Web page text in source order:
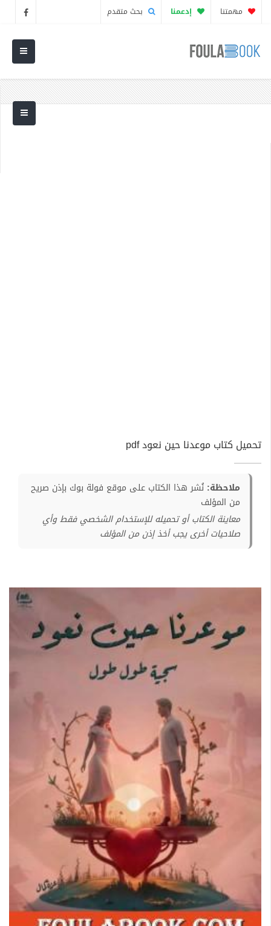
مهمتنا إدعمنا بحث متقدم
تحميل كتاب موعدنا حين نعود pdf
ملاحظة: نُشر هذا الكتاب على موقع فولة بوك بإذن صريح
من المؤلف
معاينة الكتاب أو تحميله للإستخدام الشخصي فقط وأي
صلاحيات أخرى يجب أخذ إذن من المؤلف